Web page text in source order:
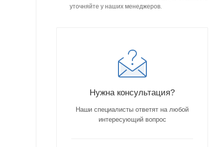
уточняйте у наших менеджеров.
Нужна консультация?
Наши специалисты ответят на любой
интересующий вопрос